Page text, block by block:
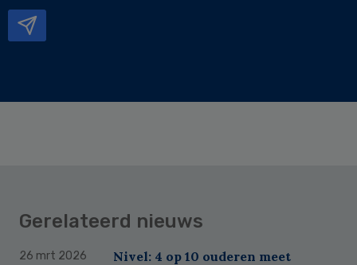
Gerelateerd nieuws
26 mrt 2026
Nivel: 4 op 10 ouderen meet